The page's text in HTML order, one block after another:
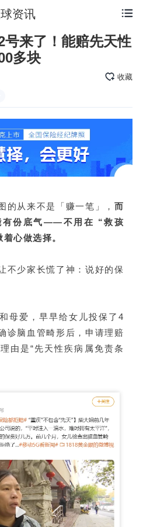
资讯
来了！能赔先天性
多块
收藏
的从来不是「赚一笔」， 而
有份底气——不用在 “救孩
心做选择。
不少家长慌了神：说好的保
母爱，早早给女儿投保了4
诊脑血管畸形后，申请理赔
由是“先天性疾病属免责条